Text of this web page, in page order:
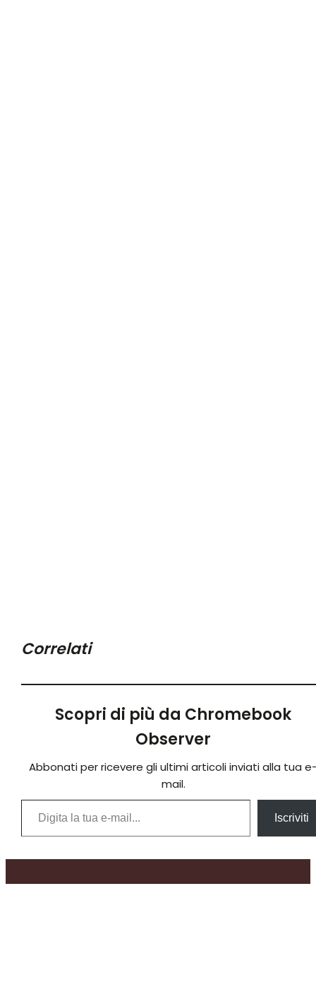
Correlati
Scopri di più da Chromebook
Observer
Abbonati per ricevere gli ultimi articoli inviati alla tua
mail.
Digita la tua e-mail...
Iscriviti